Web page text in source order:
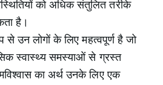
को अधिक संतुलित तरीके
है।
से उन लोगों के लिए महत्वपूर्ण है जो
स्वास्थ्य समस्याओं से ग्रस्त
का अर्थ उनके लिए एक